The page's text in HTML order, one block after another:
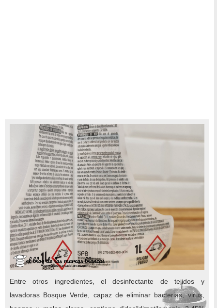
Entre otros ingredientes, el desinfectante de tejidos y
lavadoras Bosque Verde, capaz de eliminar bacterias, virus,